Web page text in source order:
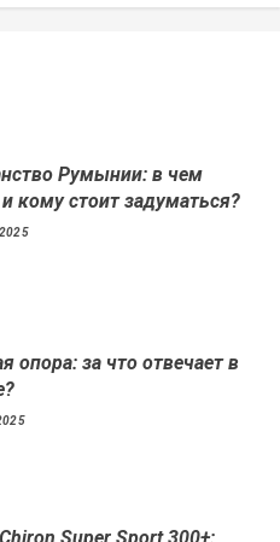
Румынии: в чем
кому стоит задуматься?
опора: за что отвечает в